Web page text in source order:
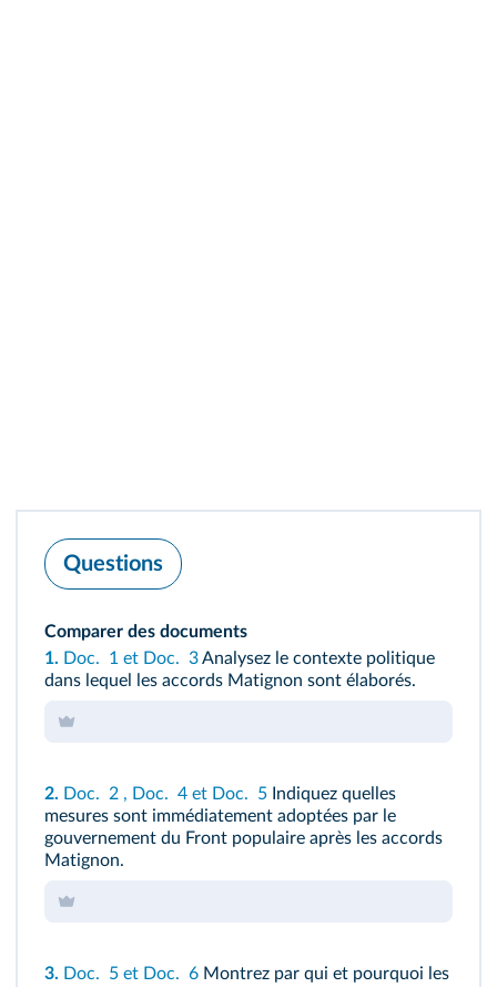
Questions
Comparer des documents
1. Doc. 1 et Doc. 3Analysez le contexte politique
dans lequel les accords Matignon sont élaborés.
2. Doc. 2 , Doc. 4 et Doc. 5 Indiquez quelles
mesures sont immédiatement adoptées par le
gouvernement du Front populaire après les accords
Matignon.
3. Doc. 5 et Doc. 6 Montrez par qui et pourquoi les